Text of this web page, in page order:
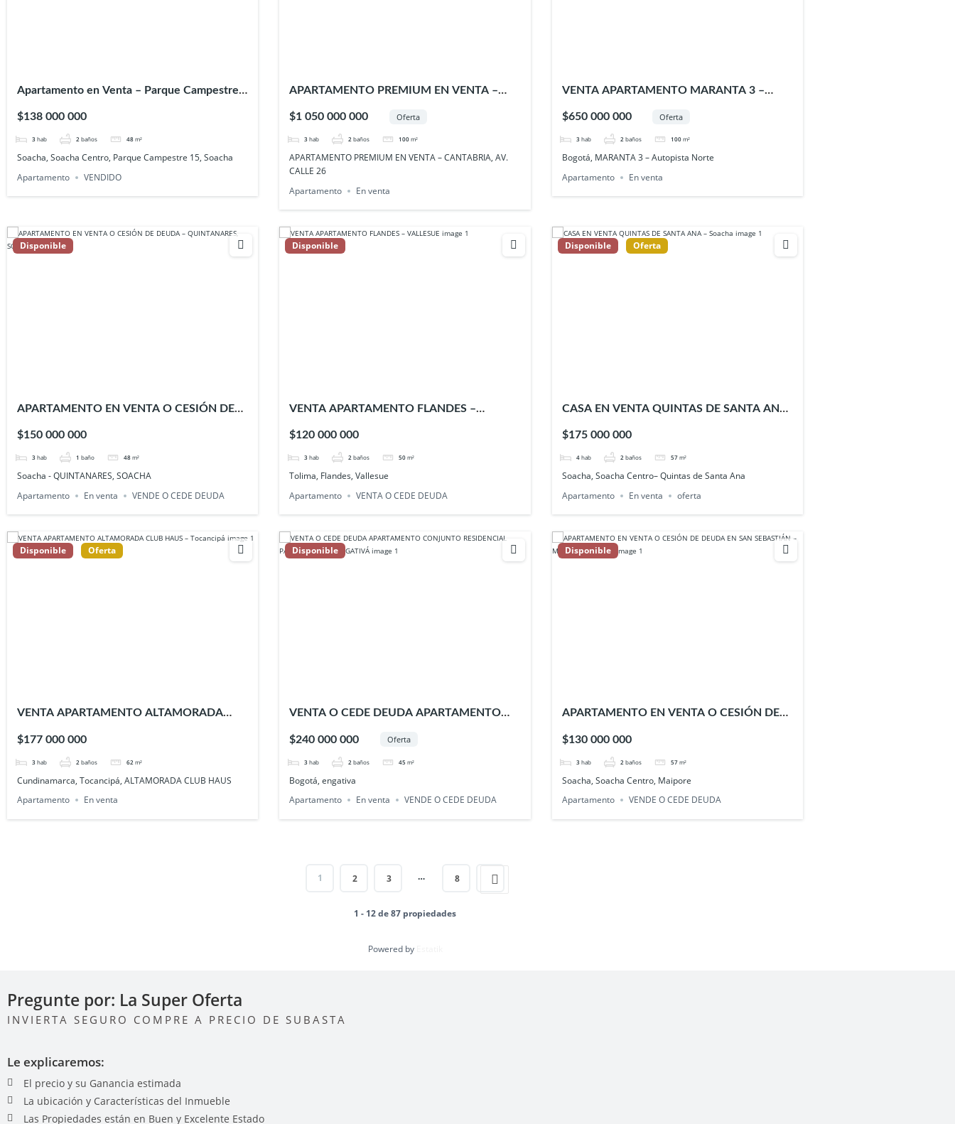
Apartamento en Venta – Parque Campestre
$138 000 000
3 hab 2 baños 48 m²
Soacha, Soacha Centro, Parque Campestre 15, Soacha
Apartamento
VENDIDO
APARTAMENTO PREMIUM EN VENTA –
$1 050 000 000
Oferta
3 hab 2 baños 100 m²
APARTAMENTO PREMIUM EN VENTA – CANTABRIA, AV.
CALLE 26
Apartamento
En venta
VENTA APARTAMENTO MARANTA 3 –
$650 000 000
Oferta
3 hab 2 baños 100 m²
Bogotá, MARANTA 3 – Autopista Norte
Apartamento
En venta
Disponible
APARTAMENTO EN VENTA O CESIÓN DE
$150 000 000
3 hab 1 baño 48 m²
Soacha - QUINTANARES, SOACHA
Apartamento
En venta VENDE O CEDE DEUDA
Disponible
VENTA APARTAMENTO FLANDES –
$120 000 000
3 hab 2 baños 50 m²
Tolima, Flandes, Vallesue
Apartamento
VENTA O CEDE DEUDA
Disponible Oferta
CASA EN VENTA QUINTAS DE SANTA ANA
$175 000 000
4 hab 2 baños 57 m²
Soacha, Soacha Centro– Quintas de Santa Ana
Apartamento
En venta oferta
Disponible Oferta
VENTA APARTAMENTO ALTAMORADA
$177 000 000
3 hab 2 baños 62 m²
Cundinamarca, Tocancipá, ALTAMORADA CLUB HAUS
Apartamento
En venta
Disponible
VENTA O CEDE DEUDA APARTAMENTO
RIVERA ENGATIVÁ
$240 000 000 Oferta
3 hab 2 baños 45 m²
Bogotá, engativa
Apartamento
En venta VENDE O CEDE DEUDA
Disponible
APARTAMENTO EN VENTA O CESIÓN DE
SOACHA
$130 000 000
3 hab 2 baños 57 m²
Soacha, Soacha Centro, Maipore
Apartamento
VENDE O CEDE DEUDA
1 2 3 … 8
1 - 12 de 87 propiedades
Powered by
Pregunte por: La Super Oferta
INVIERTA SEGURO COMPRE A PRECIO DE SUBASTA
Le explicaremos:
El precio y su Ganancia estimada
La ubicación y Características del Inmueble
Las Propiedades están en Buen y Excelente Estado